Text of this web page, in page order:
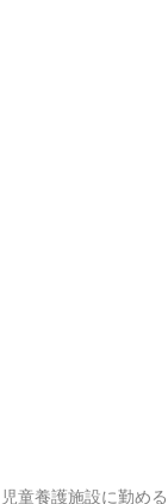
児童養護施設に勤め